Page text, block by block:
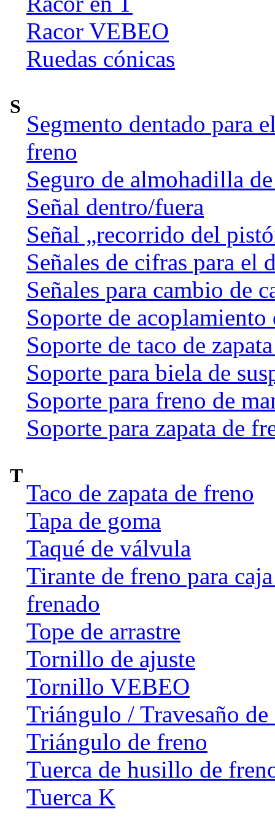
Racor VEBEO
Ruedas cónicas
S
Segmento dentado para
freno
Seguro de almohadilla
Señal dentro/fuera
Señal „recorrido del
Señales de cifras para
Señales para cambio de
Soporte de acoplamiento
Soporte de taco de
Soporte para biela de
Soporte para freno de
Soporte para zapata de
T
Taco de zapata de freno
Tapa de goma
Taqué de válvula
Tirante de freno para
frenado
Tope de arrastre
Tornillo de ajuste
Tornillo VEBEO
Triángulo / Travesaño de
Triángulo de freno
Tuerca de husillo de
Tuerca K